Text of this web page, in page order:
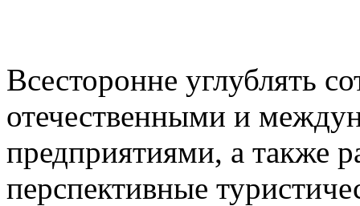
Всесторонне углублять
отечественными и
предприятиями, а также
перспективные